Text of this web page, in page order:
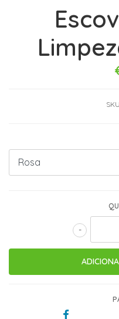
-